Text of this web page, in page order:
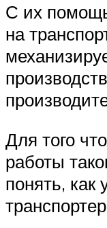
С их
на
Для того
работы
понять, как